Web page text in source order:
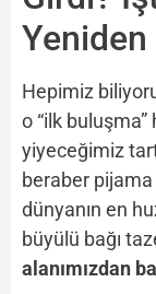
Hepimiz
o “ilk buluşma”
yiyeceğimiz
beraber
dünyanın en
büyülü bağı
alanımızdan